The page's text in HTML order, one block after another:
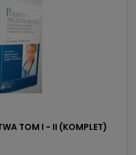
TOM I - II (KOMPLET)